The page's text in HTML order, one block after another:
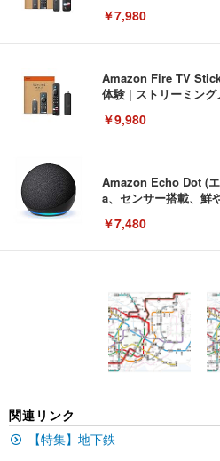
￥7,980
Amazon Fire TV
体験 | ストリーミン
￥9,980
Amazon Echo Dot (
a、センサー搭載、鮮
￥7,480
[EdoErgo] オフィス
い 跳ね上げ式アーム
キング pc 事務椅子
ン樹脂ベース 通気性
(黒網+黒枠+黒足)
￥5,699
ュチェア 人間工学 疲
EIZO ビジネス向け
EV3240X-WT | 31.5
イト
￥105,595
イト
Amazonベーシック
回使い捨て 無香料 ホ
￥3,373
x2袋(84枚) ホワイト(
関連リンク
【特集】地下鉄